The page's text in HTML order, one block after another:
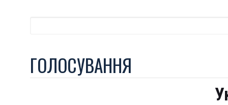
ГОЛОСУВАННЯ